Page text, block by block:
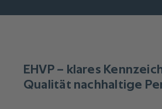
EHVP – klares
Qualität nachhaltige